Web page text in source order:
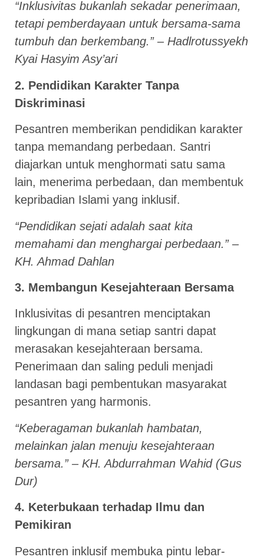
“Inklusivitas bukanlah sekadar penerimaan,
tetapi pemberdayaan untuk bersama-sama
tumbuh dan berkembang.” – Hadlrotussyekh
Kyai Hasyim Asy’ari
2. Pendidikan Karakter Tanpa
Diskriminasi
Pesantren memberikan pendidikan karakter
tanpa memandang perbedaan. Santri
diajarkan untuk menghormati satu sama
lain, menerima perbedaan, dan membentuk
kepribadian Islami yang inklusif.
“Pendidikan sejati adalah saat kita
memahami dan menghargai perbedaan.” –
KH. Ahmad Dahlan
3. Membangun Kesejahteraan Bersama
Inklusivitas di pesantren menciptakan
lingkungan di mana setiap santri dapat
merasakan kesejahteraan bersama.
Penerimaan dan saling peduli menjadi
landasan bagi pembentukan masyarakat
pesantren yang harmonis.
“Keberagaman bukanlah hambatan,
melainkan jalan menuju kesejahteraan
bersama.” – KH. Abdurrahman Wahid (Gus
Dur)
4. Keterbukaan terhadap Ilmu dan
Pemikiran
Pesantren inklusif membuka pintu lebar-